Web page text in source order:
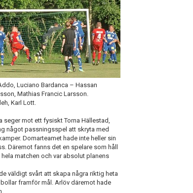
Luciano Bardanca – Hassan
Mathias Francic Larsson.
Karl Lott.
seger mot ett fysiskt Torna Hällestad,
något passningsspel att skryta med
Domarteamet hade inte heller sin
Däremot fanns det en spelare som håll
matchen och var absolut planens
väldigt svårt att skapa några riktig heta
framför mål. Arlöv däremot hade